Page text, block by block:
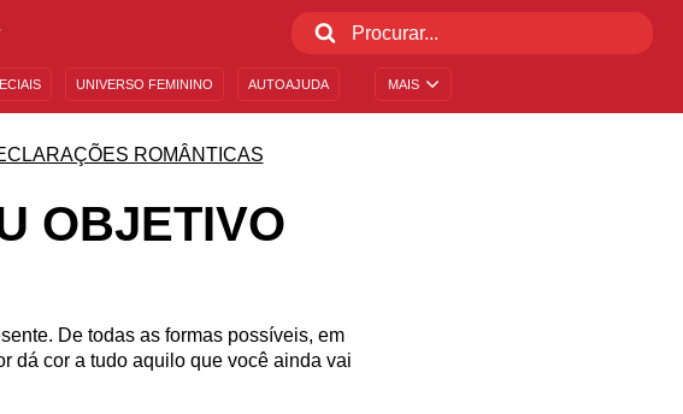
MAIS
UNIVERSO FEMININO AUTOAJUDA
ROMÂNTICAS
OBJETIVO
De todas as formas possíveis, em
dá cor a tudo aquilo que você ainda vai